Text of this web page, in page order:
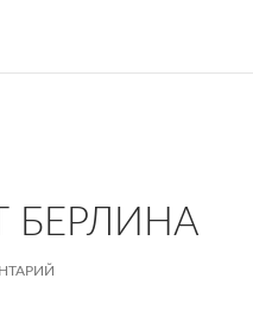
БЕРЛИНА